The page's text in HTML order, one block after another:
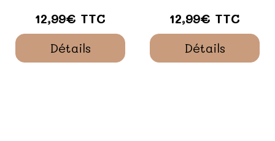
12,99€ TTC
Détails
12,99€ TTC
Détails